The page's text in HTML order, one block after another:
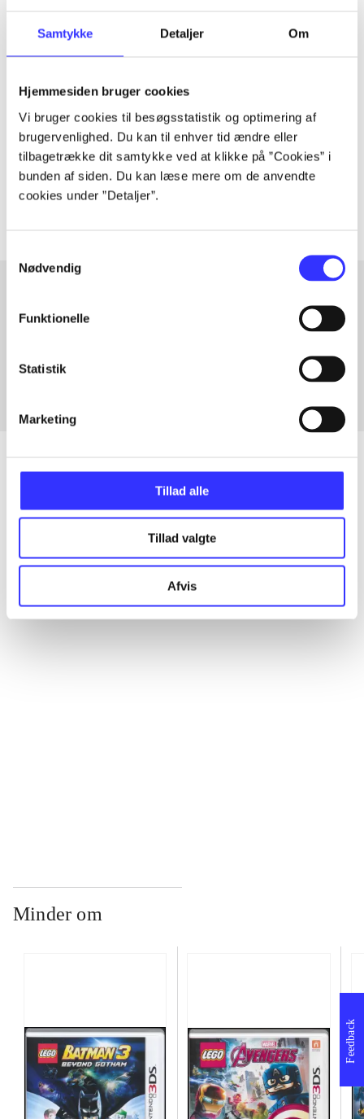
Samtykke Detaljer Om
Hjemmesiden bruger cookies
Vi bruger cookies til besøgsstatistik og optimering af
brugervenlighed. Du kan til enhver tid ændre eller
tilbagetrække dit samtykke ved at klikke på ”Cookies” i
bunden af siden. Du kan læse mere om de anvendte
cookies under ”Detaljer”.
Nødvendig
Funktionelle
Statistik
Marketing
Tillad alle
Tillad valgte
Afvis
Artiklen er en del af
lorem ipsum dolor sit amet ...
Tidsskrift
Artiklerne i handler ofte om
Artikler med samme emner
Artikler
Alle registrerede artikler fordelt på udgivelser
Minder om
Feedback